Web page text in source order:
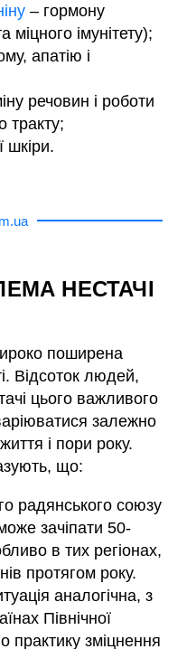
– гормону
імунітету);
апатію і
речовин і роботи
тракту;
шкіри.
НЕСТАЧІ
поширена
Відсоток людей,
цього важливого
залежно
і пори року.
що:
радянського союзу
зачіпати 50-
в тих регіонах,
протягом року.
аналогічна, з
Північної
практику зміцнення